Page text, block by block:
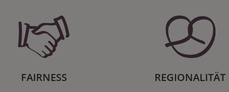
FAIRNESS REGIONALITÄT